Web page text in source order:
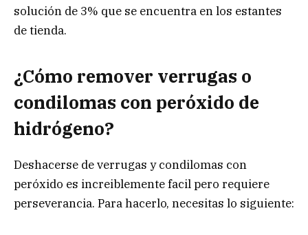
solución de 3% que se encuentra en los estantes
de tienda.
¿Cómo remover verrugas o
condilomas con peróxido de
hidrógeno?
Deshacerse de verrugas y condilomas con
peróxido es increiblemente facil pero requiere
perseverancia. Para hacerlo, necesitas lo siguiente: